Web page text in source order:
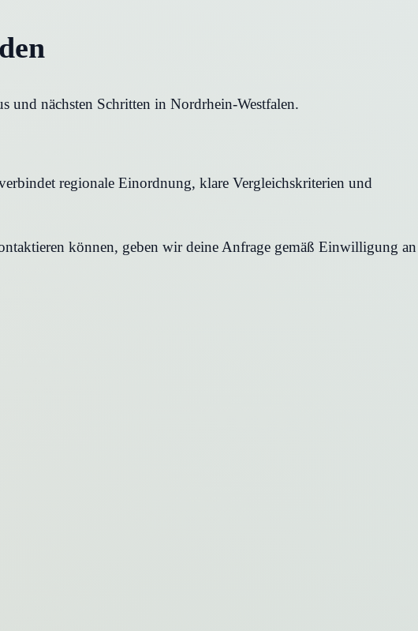
und nächsten Schritten in Nordrhein-Westfalen.
regionale Einordnung, klare Vergleichskriterien und
können, geben wir deine Anfrage gemäß Einwilligung an